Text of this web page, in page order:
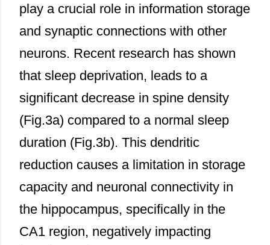
play a crucial role in information storage
and synaptic connections with other
neurons. Recent research has shown
that sleep deprivation, leads to a
significant decrease in spine density
(Fig.3a) compared to a normal sleep
duration (Fig.3b). This dendritic
reduction causes a limitation in storage
capacity and neuronal connectivity in
the hippocampus, specifically in the
CA1 region, negatively impacting